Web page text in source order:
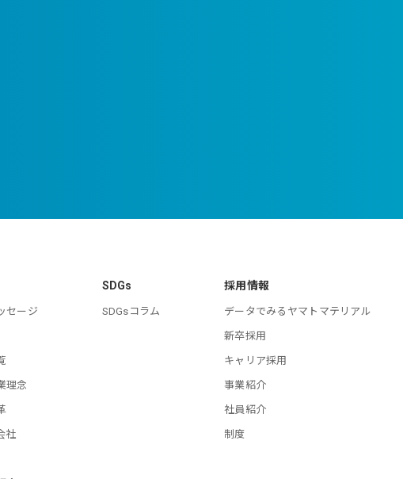
セージ
理念
社
SDGs
SDGsコラム
採用情報
データでみるヤマトマテリアル
新卒採用
キャリア採用
事業紹介
社員紹介
制度